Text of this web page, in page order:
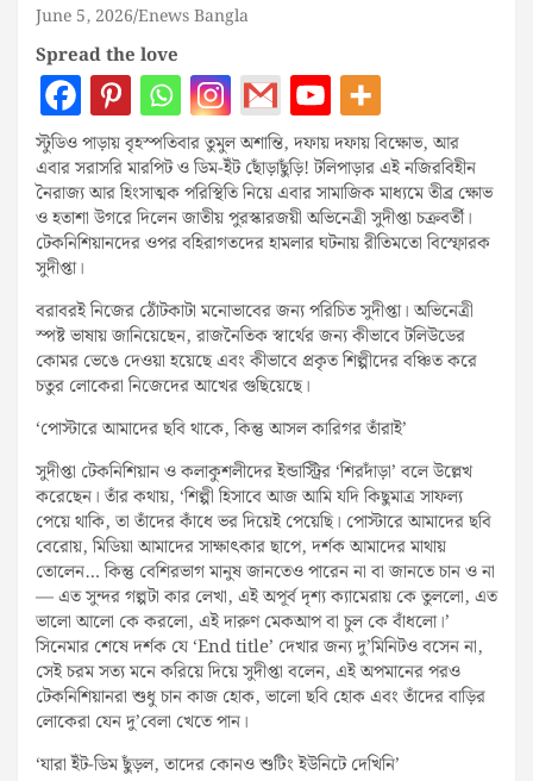
June 5, 2026 Enews Bangla
Spread the love
স্টুডিও পাড়ায় বৃহস্পতিবার তুমুল অশান্তি, দফায় দফায় বিক্ষোভ, আর
এবার সরাসরি মারপিট ও ডিম-ইঁট ছোঁড়াছুঁড়ি! টলিপাড়ার এই নজিরবিহীন
নৈরাজ্য আর হিংসাত্মক পরিস্থিতি নিয়ে এবার সামাজিক মাধ্যমে তীব্র ক্ষোভ
ও হতাশা উগরে দিলেন জাতীয় পুরস্কারজয়ী অভিনেত্রী সুদীপ্তা চক্রবর্তী।
টেকনিশিয়ানদের ওপর বহিরাগতদের হামলার ঘটনায় রীতিমতো বিস্ফোরক
সুদীপ্তা।
বরাবরই নিজের ঠোঁটকাটা মনোভাবের জন্য পরিচিত সুদীপ্তা। অভিনেত্রী
স্পষ্ট ভাষায় জানিয়েছেন, রাজনৈতিক স্বার্থের জন্য কীভাবে টলিউডের
কোমর ভেঙে দেওয়া হয়েছে এবং কীভাবে প্রকৃত শিল্পীদের বঞ্চিত করে
চতুর লোকেরা নিজেদের আখের গুছিয়েছে।
‘পোস্টারে আমাদের ছবি থাকে, কিন্তু আসল কারিগর তাঁরাই’
সুদীপ্তা টেকনিশিয়ান ও কলাকুশলীদের ইন্ডাস্ট্রির ‘শিরদাঁড়া’ বলে উল্লেখ
করেছেন। তাঁর কথায়, ‘শিল্পী হিসাবে আজ আমি যদি কিছুমাত্র সাফল্য
পেয়ে থাকি, তা তাঁদের কাঁধে ভর দিয়েই পেয়েছি। পোস্টারে আমাদের ছবি
বেরোয়, মিডিয়া আমাদের সাক্ষাৎকার ছাপে, দর্শক আমাদের মাথায়
তোলেন… কিন্তু বেশিরভাগ মানুষ জানতেও পারেন না বা জানতে চান ও না
— এত সুন্দর গল্পটা কার লেখা, এই অপূর্ব দৃশ্য ক্যামেরায় কে তুললো, এত
ভালো আলো কে করলো, এই দারুণ মেকআপ বা চুল কে বাঁধলো।’
সিনেমার শেষে দর্শক যে ‘End title’ দেখার জন্য দু’মিনিটও বসেন না,
সেই চরম সত্য মনে করিয়ে দিয়ে সুদীপ্তা বলেন, এই অপমানের পরও
টেকনিশিয়ানরা শুধু চান কাজ হোক, ভালো ছবি হোক এবং তাঁদের বাড়ির
লোকেরা যেন দু’বেলা খেতে পান।
‘যারা ইঁট-ডিম ছুঁড়ল, তাদের কোনও শুটিং ইউনিটে দেখিনি’